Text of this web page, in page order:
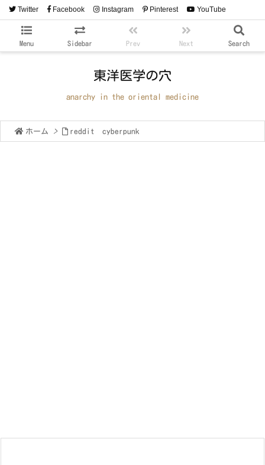
Menu Sidebar Prev Next Search
Twitter Facebook Instagram Pinterest YouTube
RSS
東洋医学の穴
anarchy in the oriental medicine
ホーム > reddit cyberpunk